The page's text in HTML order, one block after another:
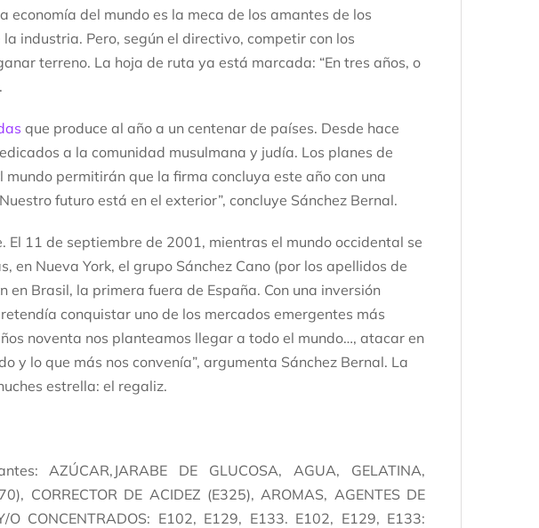
economía del mundo es la meca de los amantes de los
industria. Pero, según el directivo, competir con los
terreno. La hoja de ruta ya está marcada: “En tres años, o
que produce al año a un centenar de países. Desde hace
a la comunidad musulmana y judía. Los planes de
permitirán que la firma concluya este año con una
futuro está en el exterior”, concluye Sánchez Bernal.
11 de septiembre de 2001, mientras el mundo occidental se
en Nueva York, el grupo Sánchez Cano (por los apellidos de
Brasil, la primera fuera de España. Con una inversión
conquistar uno de los mercados emergentes más
noventa nos planteamos llegar a todo el mundo…, atacar en
y lo que más nos convenía”, argumenta Sánchez Bernal. La
estrella: el regaliz.
AZÚCAR,JARABE DE GLUCOSA, AGUA, GELATINA,
CORRECTOR DE ACIDEZ (E325), AROMAS, AGENTES DE
O CONCENTRADOS: E102, E129, E133. E102, E129, E133: